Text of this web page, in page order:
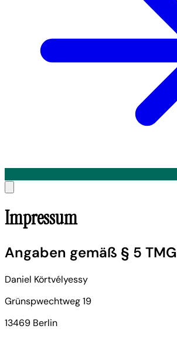
Impressum
Angaben gemäß § 5 TMG
Daniel Körtvélyessy
Grünspwechtweg 19
13469 Berlin